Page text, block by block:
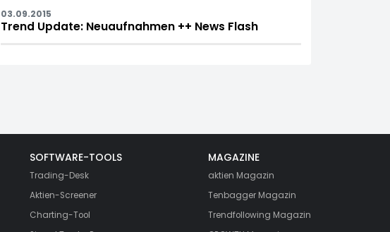
03.09.2015
Trend Update: Neuaufnahmen ++ News Flash
SOFTWARE-TOOLS
Trading-Desk
Aktien-Screener
Charting-Tool
MAGAZINE
aktien Magazin
Tenbagger Magazin
Trendfollowing Magazin